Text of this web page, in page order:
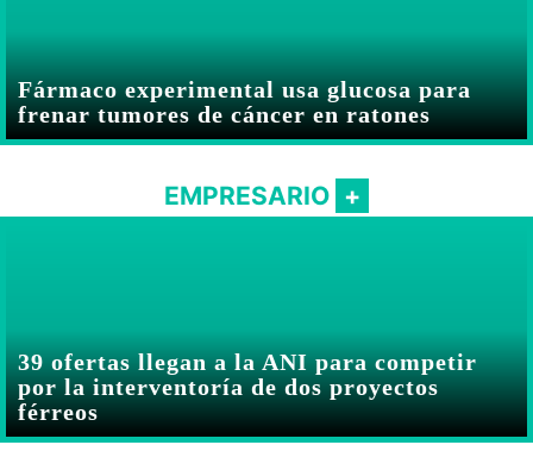
Fármaco experimental usa glucosa para
frenar tumores de cáncer en ratones
EMPRESARIO
39 ofertas llegan a la ANI para competir
por la interventoría de dos proyectos
férreos